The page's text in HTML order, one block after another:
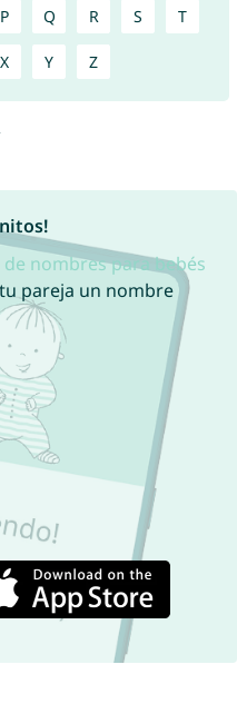
P Q R S T
X Y Z
de nombres para bebés
pareja un nombre